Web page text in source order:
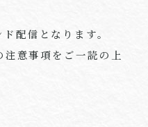
配信となります。
注意事項をご一読の上